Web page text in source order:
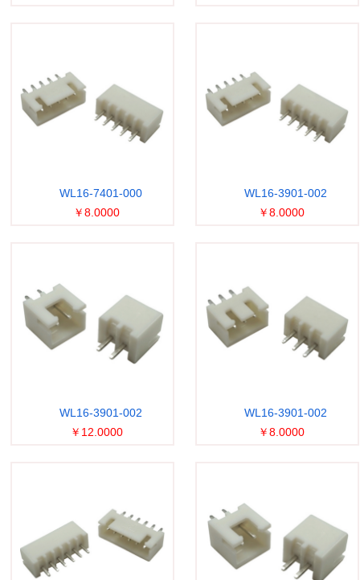
WL16-7401-000
￥8.0000
WL16-3901-002
￥8.0000
WL16-3901-002
￥12.0000
WL16-3901-002
￥8.0000